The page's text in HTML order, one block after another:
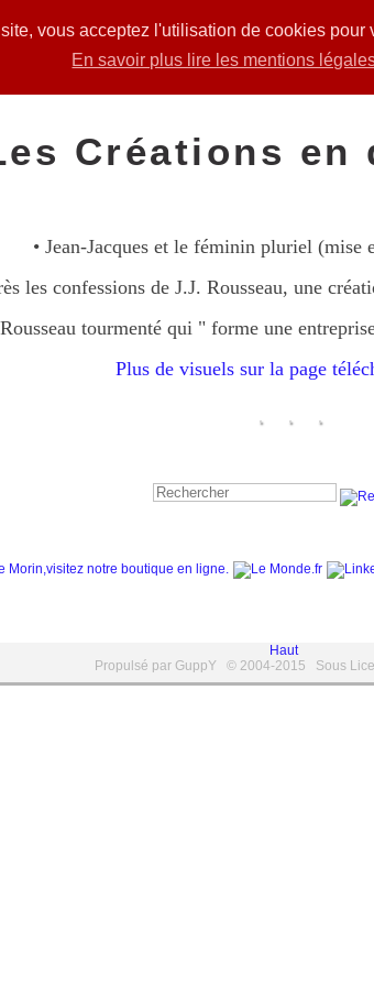
vous acceptez l'utilisation de cookies
En savoir plus lire les mentions
Spectacles Livrets Créations Blog
Créations en
• Jean-Jacques et le féminin pluriel (mise
les confessions de J.J. Rousseau, une
tourmenté qui " forme une
Plus de visuels sur la page
Haut
Propulsé par GuppY
© 2004-2015 Sous